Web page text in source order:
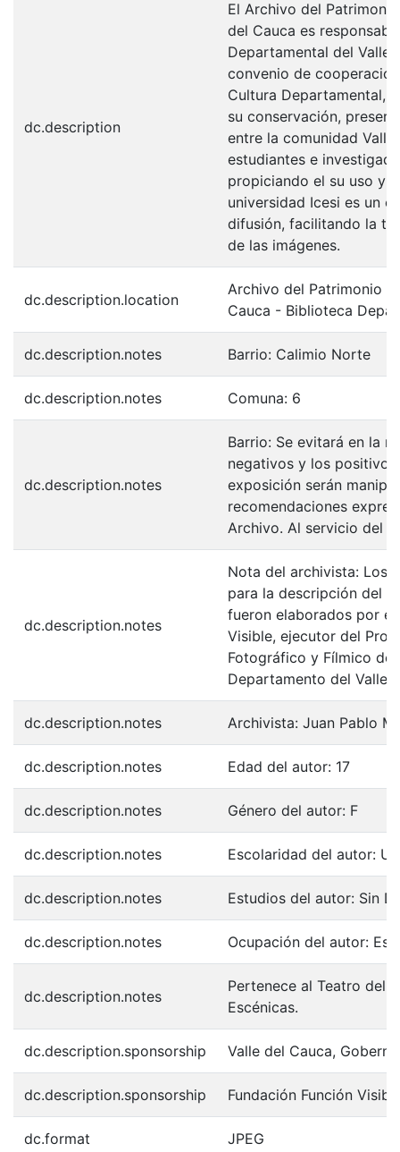
dc.description
El Archivo del
del Cauca es
Departamental del Valle
convenio de
Cultura Departamental,
su conservación,
entre la comunidad
estudiantes e
propiciando el su uso y
universidad Icesi es un
difusión, facilitando la
de las imágenes.
dc.description.location
Archivo del Patrimonio
Cauca - Biblioteca
dc.description.notes Barrio: Calimio Norte
dc.description.notes Comuna: 6
dc.description.notes
Barrio: Se evitará en la
negativos y los
exposición serán
recomendaciones
Archivo. Al servicio del
dc.description.notes
Nota del archivista: Los
para la descripción del
fueron elaborados por el
Visible, ejecutor del
Fotográfico y Fílmico de
Departamento del Valle
dc.description.notes Archivista: Juan Pablo
dc.description.notes Edad del autor: 17
dc.description.notes Género del autor: F
dc.description.notes Escolaridad del autor:
dc.description.notes Estudios del autor: Sin
dc.description.notes Ocupación del autor:
dc.description.notes
Pertenece al Teatro del
Escénicas.
dc.description.sponsorship Valle del Cauca,
dc.description.sponsorship Fundación Función
dc.format JPEG